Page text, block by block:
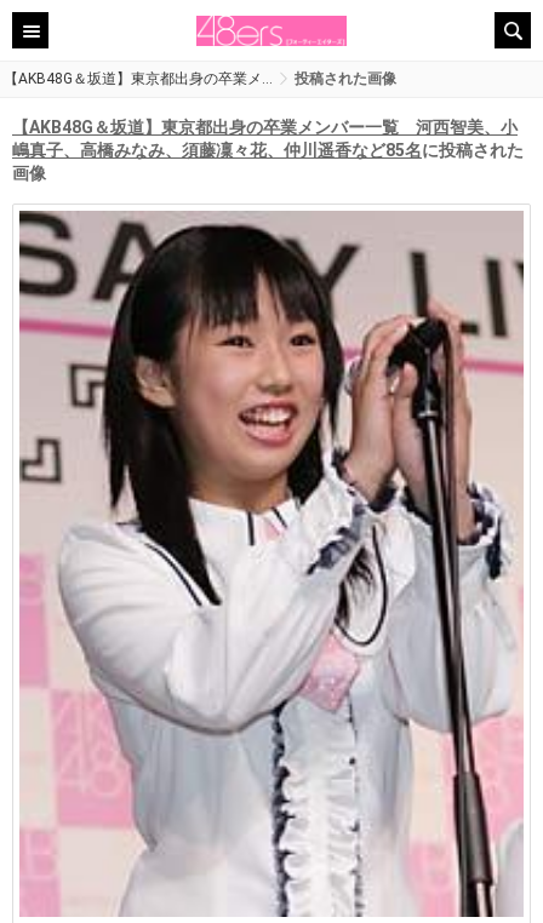
【AKB48G＆坂道】東京都出身の卒業メ… 投稿された画像
【AKB48G＆坂道】東京都出身の卒業メンバー一覧 河西智美、小
嶋真子、高橋みなみ、須藤凜々花、仲川遥香など85名に投稿された
画像